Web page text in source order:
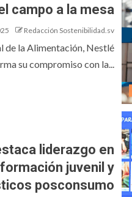
campo a la mesa
Redacción Sostenibilidad.sv
de la Alimentación, Nestlé
su compromiso con la...
liderazgo en
juvenil y
posconsumo